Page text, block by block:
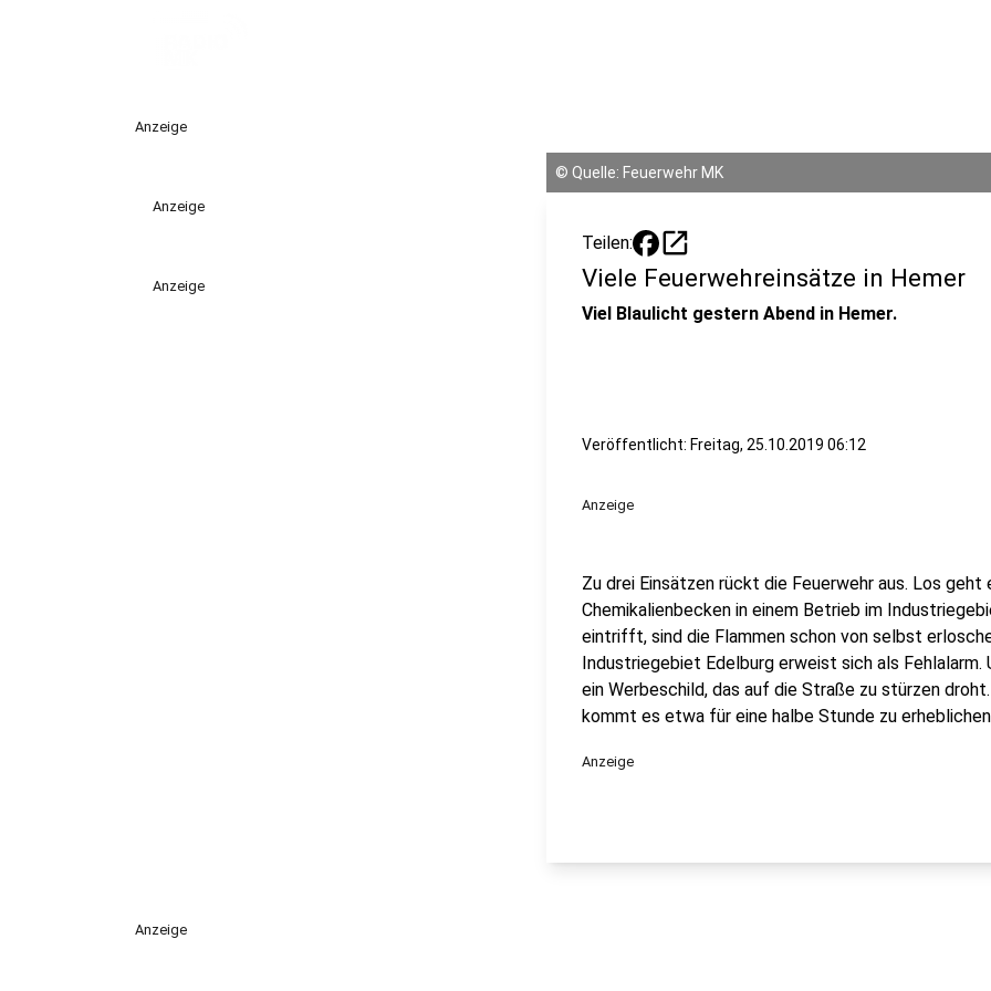
Anzeige
Anzeige
Anzeige
© Quelle: Feuerwehr MK
Teilen: open_in_new
Viele Feuerwehreinsätze in Hemer
Viel Blaulicht gestern Abend in Hemer.
Veröffentlicht: Freitag, 25.10.2019 06:12
Anzeige
Zu drei Einsätzen rückt die Feuerwehr aus. Los geht
Chemikalienbecken in einem Betrieb im
eintrifft, sind die Flammen schon von selbst
Industriegebiet Edelburg erweist sich als Fehlalarm.
ein Werbeschild, das auf die Straße zu stürzen
kommt es etwa für eine halbe Stunde zu
Anzeige
Anzeige